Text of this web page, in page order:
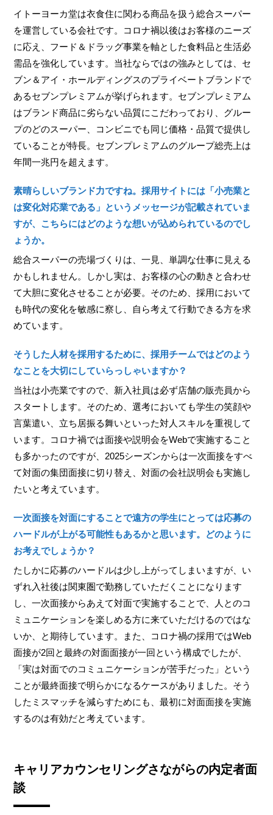
イトーヨーカ堂は衣食住に関わる商品を扱う総合スーパー
を運営している会社です。コロナ禍以後はお客様のニーズ
に応え、フード＆ドラッグ事業を軸とした食料品と生活必
需品を強化しています。当社ならではの強みとしては、セ
ブン＆アイ・ホールディングスのプライベートブランドで
あるセブンプレミアムが挙げられます。セブンプレミアム
はブランド商品に劣らない品質にこだわっており、グルー
プのどのスーパー、コンビニでも同じ価格・品質で提供し
ていることが特長。セブンプレミアムのグループ総売上は
年間一兆円を超えます。
素晴らしいブランド力ですね。採用サイトには「小売業と
は変化対応業である」というメッセージが記載されていま
すが、こちらにはどのような想いが込められているのでし
ょうか。
総合スーパーの売場づくりは、一見、単調な仕事に見える
かもしれません。しかし実は、お客様の心の動きと合わせ
て大胆に変化させることが必要。そのため、採用において
も時代の変化を敏感に察し、自ら考えて行動できる方を求
めています。
そうした人材を採用するために、採用チームではどのよう
なことを大切にしていらっしゃいますか？
当社は小売業ですので、新入社員は必ず店舗の販売員から
スタートします。そのため、選考においても学生の笑顔や
言葉遣い、立ち居振る舞いといった対人スキルを重視して
います。コロナ禍では面接や説明会をWebで実施すること
も多かったのですが、2025シーズンからは一次面接をすべ
て対面の集団面接に切り替え、対面の会社説明会も実施し
たいと考えています。
一次面接を対面にすることで遠方の学生にとっては応募の
ハードルが上がる可能性もあるかと思います。どのように
お考えでしょうか？
たしかに応募のハードルは少し上がってしまいますが、い
ずれ入社後は関東圏で勤務していただくことになります
し、一次面接からあえて対面で実施することで、人とのコ
ミュニケーションを楽しめる方に来ていただけるのではな
いか、と期待しています。また、コロナ禍の採用ではWeb
面接が2回と最終の対面面接が一回という構成でしたが、
「実は対面でのコミュニケーションが苦手だった」という
ことが最終面接で明らかになるケースがありました。そう
したミスマッチを減らすためにも、最初に対面面接を実施
するのは有効だと考えています。
キャリアカウンセリングさながらの内定者面
談